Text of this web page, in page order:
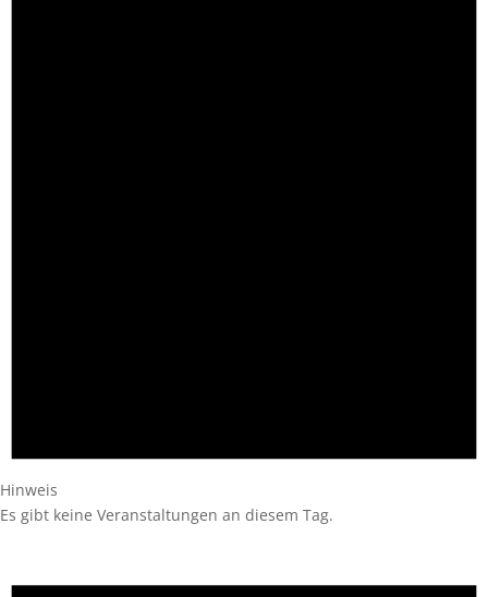
Hinweis
Es gibt keine Veranstaltungen an diesem Tag.